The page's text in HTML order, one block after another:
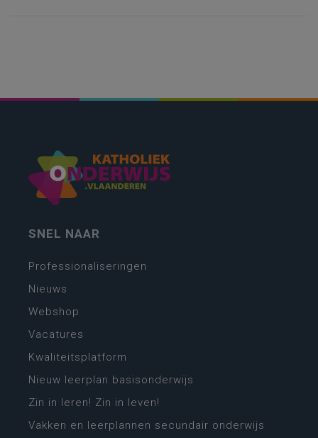
SNEL NAAR
Professionaliseringen
Nieuws
Webshop
Vacatures
Kwaliteitsplatform
Nieuw leerplan basisonderwijs
Zin in leren! Zin in leven!
Vakken en leerplannen secundair onderwijs